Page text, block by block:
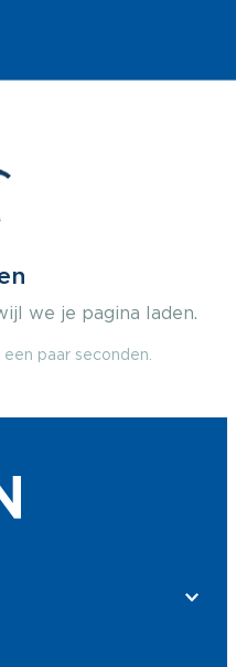
we je pagina laden.
paar seconden.